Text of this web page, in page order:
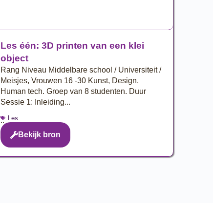
Les één: 3D printen van een klei
object
Rang Niveau Middelbare school / Universiteit /
Meisjes, Vrouwen 16 -30 Kunst, Design,
Human tech. Groep van 8 studenten. Duur
Sessie 1: Inleiding...
.. Les
Bekijk bron